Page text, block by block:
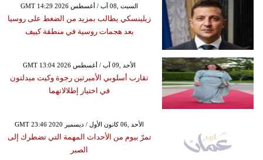
GMT 14:29 2026 السبت ,08 آب / أغسطس
زيلينسكي يطالب بمزيد من الضغط على روسيا
بعد هجمات روسية في منطقة كييف
GMT 13:04 2026 الأحد ,09 آب / أغسطس
تقارب أسلوبي الأميرتين رجوة وكيت ميدلتون
في اختيار إطلالاتهما
GMT 23:46 2020 الأحد ,06 كانون الأول / ديسمبر
تمرّ بيوم من الأحداث المهمة التي تضطرك إلى
الصبر